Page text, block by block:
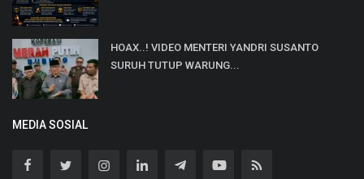
HOAX..! VIDEO MENTERI YANDRI SUSANTO
SURUH TUTUP WARUNG...
MEDIA SOSIAL